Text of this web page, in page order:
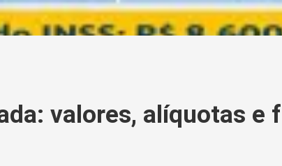
valores, alíquotas